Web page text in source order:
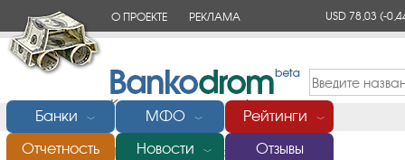
О ПРОЕКТЕ РЕКЛАМА USD 78,03(-
Банки ﹀ МФО ﹀ Рейтинги ﹀
Отчетность Новости ﹀ Отзывы
Главная/Банки России/Тексбанк